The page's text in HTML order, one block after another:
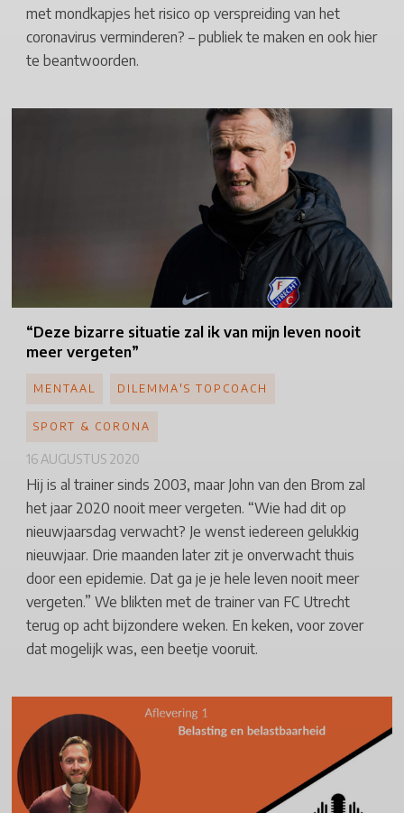
met mondkapjes het risico op verspreiding van het
coronavirus verminderen? – publiek te maken en ook hier
te beantwoorden.
“Deze bizarre situatie zal ik van mijn leven nooit
meer vergeten”
Hij is al trainer sinds 2003, maar John van den Brom zal
het jaar 2020 nooit meer vergeten. “Wie had dit op
nieuwjaarsdag verwacht? Je wenst iedereen gelukkig
nieuwjaar. Drie maanden later zit je onverwacht thuis
door een epidemie. Dat ga je je hele leven nooit meer
vergeten.” We blikten met de trainer van FC Utrecht
terug op acht bijzondere weken. En keken, voor zover
dat mogelijk was, een beetje vooruit.
MENTAAL DILEMMA'S TOPCOACH
SPORT & CORONA
16 AUGUSTUS 2020